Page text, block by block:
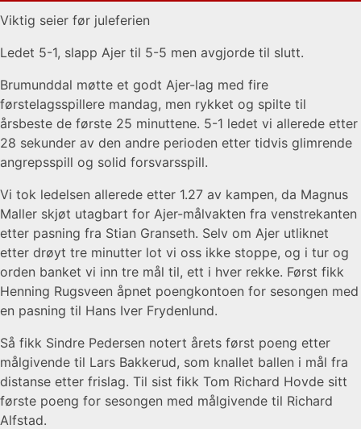
Viktig seier før juleferien
Ledet 5-1, slapp Ajer til 5-5 men avgjorde til slutt.
Brumunddal møtte et godt Ajer-lag med fire
førstelagsspillere mandag, men rykket og spilte til
årsbeste de første 25 minuttene. 5-1 ledet vi allerede etter
28 sekunder av den andre perioden etter tidvis glimrende
angrepsspill og solid forsvarsspill.
Vi tok ledelsen allerede etter 1.27 av kampen, da Magnus
Maller skjøt utagbart for Ajer-målvakten fra venstrekanten
etter pasning fra Stian Granseth. Selv om Ajer utliknet
etter drøyt tre minutter lot vi oss ikke stoppe, og i tur og
orden banket vi inn tre mål til, ett i hver rekke. Først fikk
Henning Rugsveen åpnet poengkontoen for sesongen med
en pasning til Hans Iver Frydenlund.
Så fikk Sindre Pedersen notert årets først poeng etter
målgivende til Lars Bakkerud, som knallet ballen i mål fra
distanse etter frislag. Til sist fikk Tom Richard Hovde sitt
første poeng for sesongen med målgivende til Richard
Alfstad.